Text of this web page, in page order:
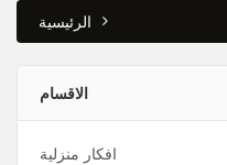
الرئيسية
الاقسام
افكار منزلية